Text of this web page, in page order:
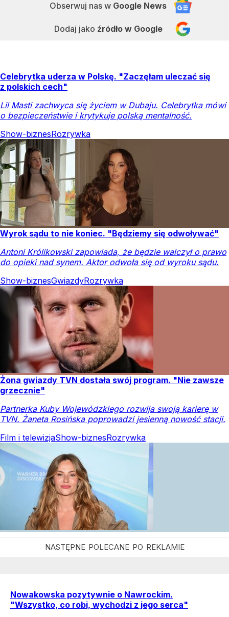
Obserwuj nas w Google News
Dodaj jako źródło w Google
Celebrytka uderza w Polskę. "Zaczęłam uleczać się
z polskich cech"
Lil Masti zachwyca się życiem w Dubaju. Celebrytka mówi
o bezpieczeństwie i krytykuje polską mentalność.
Show-biznesRozrywka
Wyrok sądu to nie koniec. "Będziemy się odwoływać"
Antoni Królikowski zapowiada, że będzie walczył o prawo
do opieki nad synem. Aktor odwoła się od wyroku sądu.
Show-biznesGwiazdyRozrywka
Żona gwiazdy TVN dostała swój program. "Nie zawsze
grzecznie"
Partnerka Kuby Wojewódzkiego rozwija swoją karierę w
TVN. Żaneta Rosińska poprowadzi jesienną nowość stacji.
Film i telewizjaShow-biznesRozrywka
Nowakowska pozytywnie o Nawrockim.
"Wszystko, co robi, wychodzi z jego serca"